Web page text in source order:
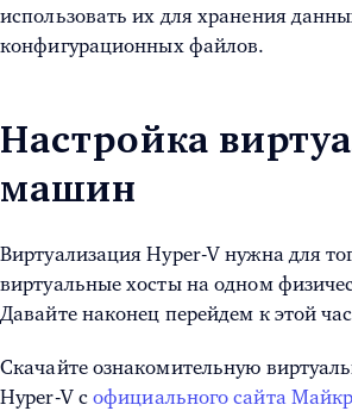
использовать их для хранения
конфигурационных файлов.
Настройка
машин
Виртуализация Hyper-Vнужна для
виртуальные хосты на одном
Давайте наконец перейдем к этой
Скачайте ознакомительную
Hyper-V с официального сайта